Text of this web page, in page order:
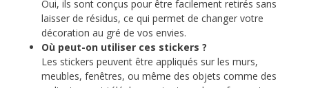
Oui, ils sont conçus pour être facilement retirés sans
laisser de résidus, ce qui permet de changer votre
décoration au gré de vos envies.
Où peut-on utiliser ces stickers ?
Les stickers peuvent être appliqués sur les murs,
meubles, fenêtres, ou même des objets comme des